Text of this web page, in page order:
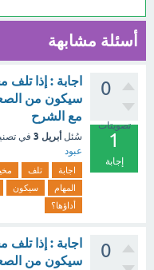
أسئلة مشابهة
0
تصويتات
1
إجابة
اجابة : إذا
سيكون من
مع الشرح
سُئل أبريل 3 في
عبود
اجابة تلف
المهام
سيكون
أداؤها؟
0
اجابة : إذا
سيكون من